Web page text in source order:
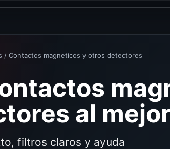
/ Contactos magneticos y otros detectores
al
filtros claros y ayuda